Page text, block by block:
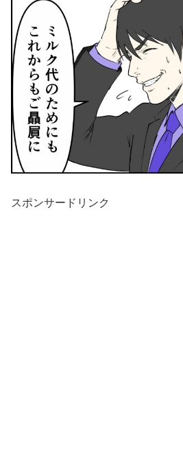
スポンサードリンク